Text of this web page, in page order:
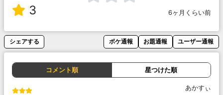
3 6ヶ月くらい前
シェアする ボケ通報 お題通報 ユーザー通報
コメント順 星つけた順
あかすぃ